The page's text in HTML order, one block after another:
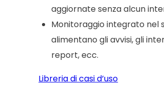
aggiornate senza alcun
Monitoraggio integrato nel
alimentano gli avvisi, gli
report, ecc.
Libreria di casi d’uso